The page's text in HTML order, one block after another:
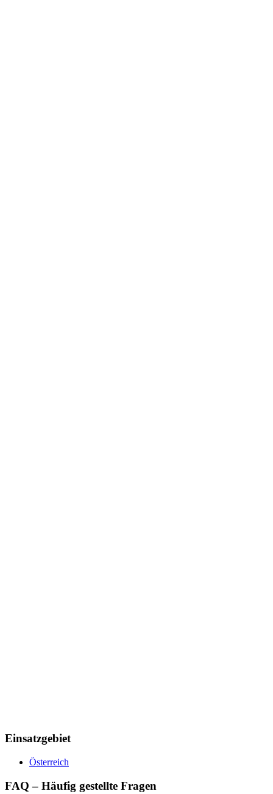
Einsatzgebiet
Österreich
FAQ – Häufig gestellte Fragen